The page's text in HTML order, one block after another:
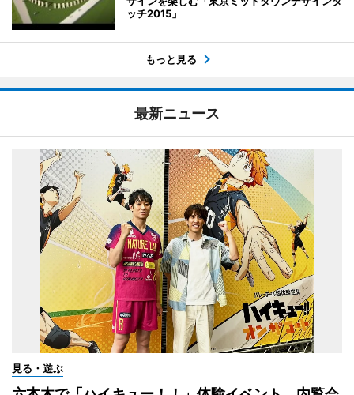
ッチ2015」
もっと見る
最新ニュース
見る・遊ぶ